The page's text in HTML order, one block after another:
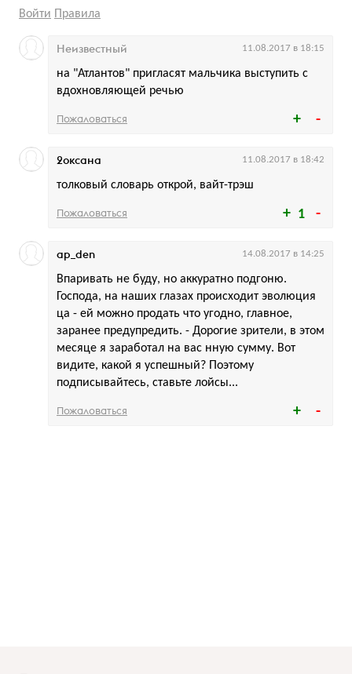
Войти Правила
на "Атлантов" пригласят мальчика выступить с
вдохновляющей речью
Неизвестный 11.08.2017 в 18:15
Пожаловаться
1
толковый словарь открой, вайт-трэш
2оксана 11.08.2017 в 18:42
Пожаловаться
Впаривать не буду, но аккуратно подгоню.
Господа, на наших глазах происходит эволюция
ца - ей можно продать что угодно, главное,
заранее предупредить. - Дорогие зрители, в этом
месяце я заработал на вас нную сумму. Вот
видите, какой я успешный? Поэтому
подписывайтесь, ставьте лойсы...
ap_den 14.08.2017 в 14:25
Пожаловаться